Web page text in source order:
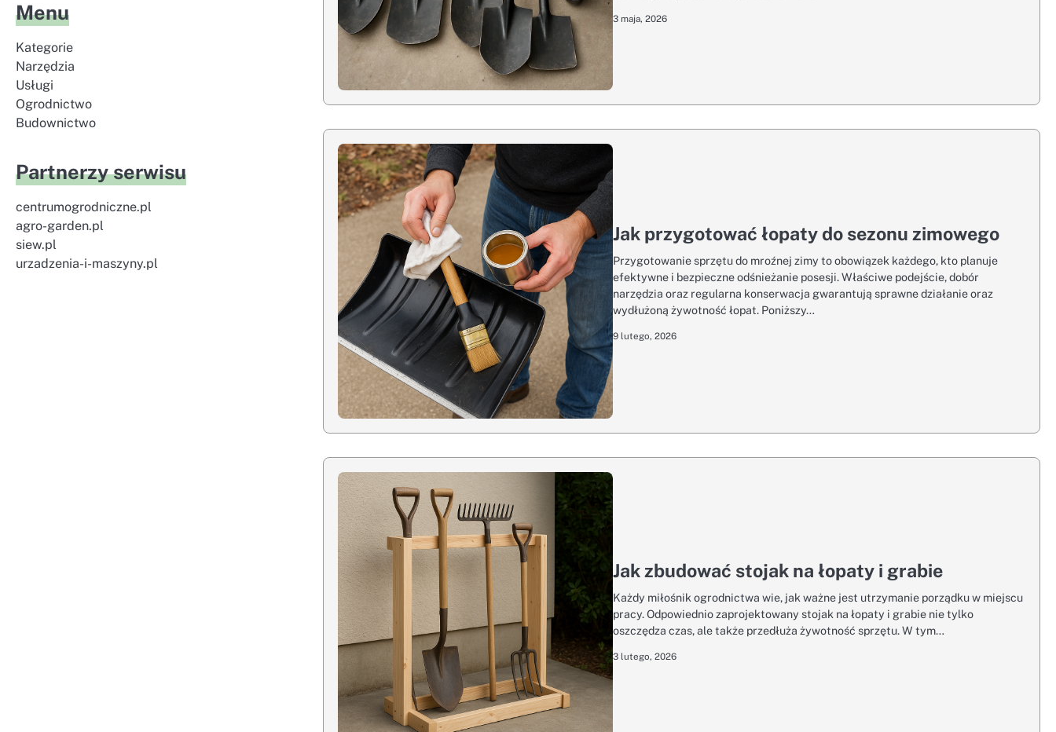
3 maja, 2026
Jak przygotować łopaty do sezonu zimowego
Przygotowanie sprzętu do mroźnej zimy to obowiązek każdego, kto planuje
efektywne i bezpieczne odśnieżanie posesji. Właściwe podejście, dobór
narzędzia oraz regularna konserwacja gwarantują sprawne działanie oraz
wydłużoną żywotność łopat. Poniższy…
9 lutego, 2026
Jak zbudować stojak na łopaty i grabie
Każdy miłośnik ogrodnictwa wie, jak ważne jest utrzymanie porządku w miejscu
pracy. Odpowiednio zaprojektowany stojak na łopaty i grabie nie tylko
oszczędza czas, ale także przedłuża żywotność sprzętu. W tym…
3 lutego, 2026
Menu
Kategorie
Narzędzia
Usługi
Ogrodnictwo
Budownictwo
Partnerzy serwisu
centrumogrodniczne.pl
agro-garden.pl
siew.pl
urzadzenia-i-maszyny.pl